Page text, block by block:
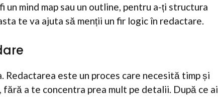
un mind map sau un outline, pentru a-ți structura
te va ajuta să menții un fir logic în redactare.
Redactarea este un proces care necesită timp și
fără a te concentra prea mult pe detalii. După ce ai